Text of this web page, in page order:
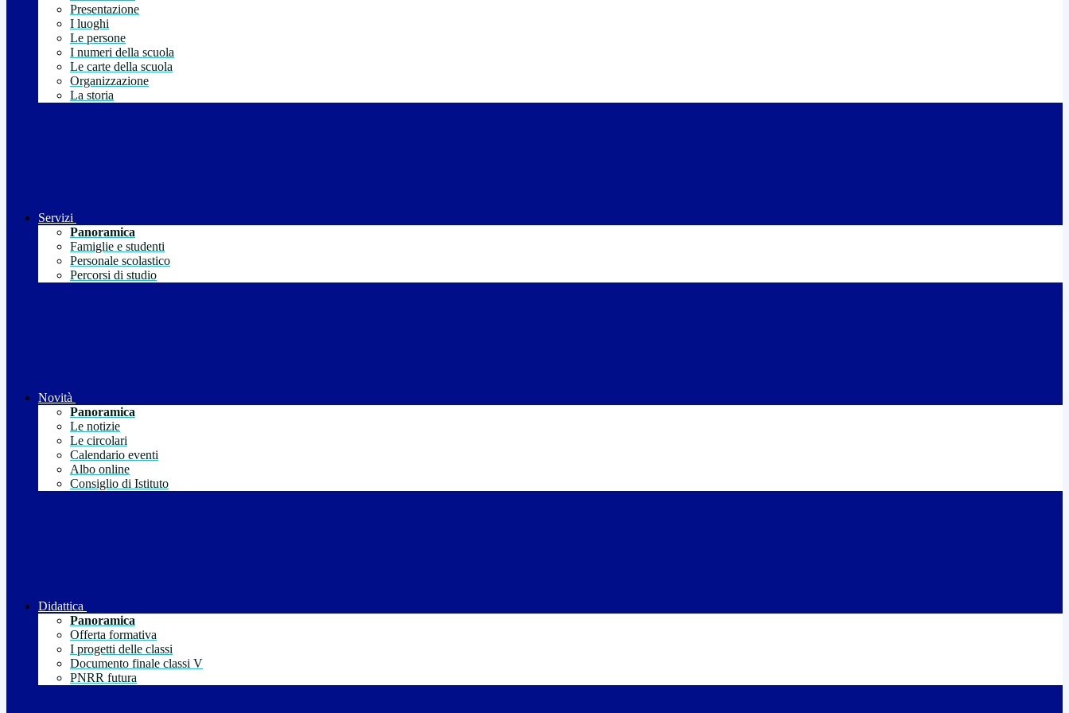
Presentazione
I luoghi
Le persone
I numeri della scuola
Le carte della scuola
Organizzazione
La storia
Servizi
Panoramica
Famiglie e studenti
Personale scolastico
Percorsi di studio
Novità
Panoramica
Le notizie
Le circolari
Calendario eventi
Albo online
Consiglio di Istituto
Didattica
Panoramica
Offerta formativa
I progetti delle classi
Documento finale classi V
PNRR futura